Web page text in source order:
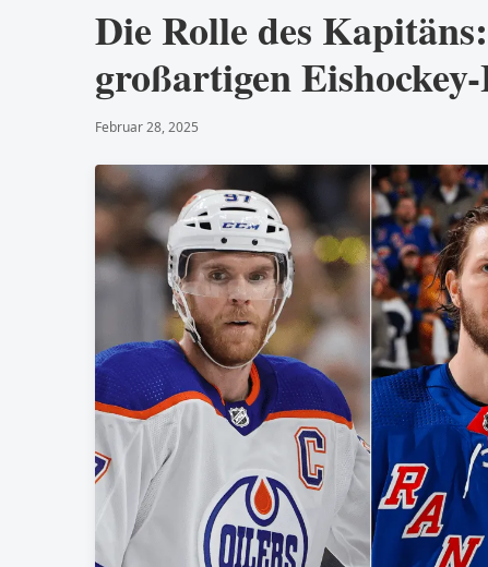
Die Rolle des
großartigen
Februar 28, 2025